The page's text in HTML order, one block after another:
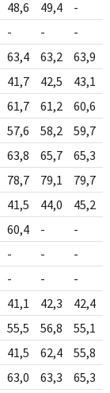
48,6 49,4 -
- - -
63,4 63,2 63,9
41,7 42,5 43,1
61,7 61,2 60,6
57,6 58,2 59,7
63,8 65,7 65,3
78,7 79,1 79,7
41,5 44,0 45,2
60,4 - -
- - -
- - -
41,1 42,3 42,4
55,5 56,8 55,1
41,5 62,4 55,8
63,0 63,3 65,3